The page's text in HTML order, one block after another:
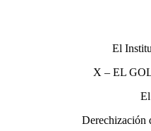
El
X – EL
Derechización